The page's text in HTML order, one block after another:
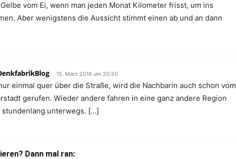
vom Ei, wenn man jeden Monat Kilometer frisst, um ins
Aber wenigstens die Aussicht stimmt einen ab und an dann
15. März 2016 um 20:50
einmal quer über die Straße, wird die Nachbarin auch schon vom
gerufen. Wieder andere fahren in eine ganz andere Region
stundenlang unterwegs. […]
Dann mal ran: